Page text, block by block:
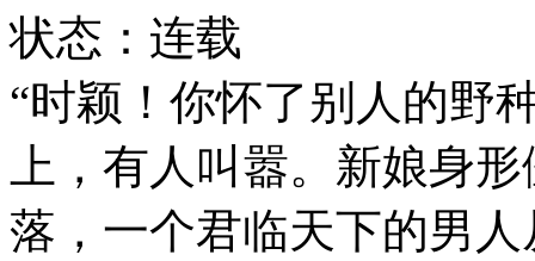
状态：连载
“时颖！你怀了别人的野
上，有人叫嚣。新娘身
落，一个君临天下的男